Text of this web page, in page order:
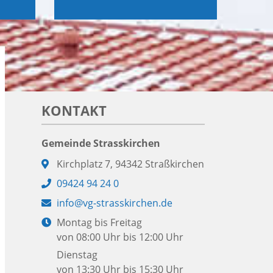
KONTAKT
Gemeinde Strasskirchen
Adresse:
Kirchplatz 7, 94342 Straßkirchen
Telefon:
09424 94 24 0
E-
Mail:
info@vg-strasskirchen.de
Öffnungszeiten:
Montag bis Freitag
von 08:00 Uhr bis 12:00 Uhr
Dienstag
von 13:30 Uhr bis 15:30 Uhr